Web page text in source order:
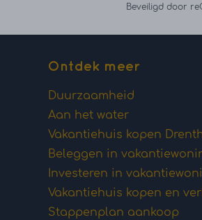
Beveiligd door
Ontdek meer
Duurzaamheid
Aan het water
Vakantiehuis kopen
Beleggen in
Investeren in
Vakantiehuis kopen en
Stappenplan aankoop